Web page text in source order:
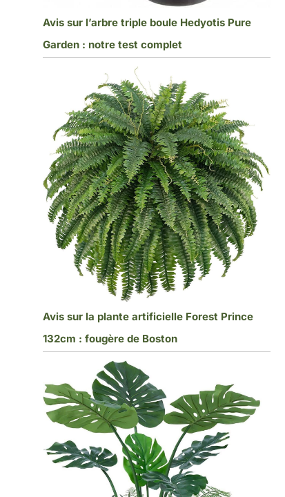
Avis sur l’arbre triple boule Hedyotis Pure
Garden : notre test complet
Avis sur la plante artificielle Forest Prince
132cm : fougère de Boston